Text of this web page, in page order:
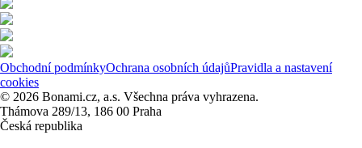
Obchodní podmínkyOchrana osobních údajůPravidla a nastavení
cookies
© 2026 Bonami.cz, a.s. Všechna práva vyhrazena.
Thámova 289/13, 186 00 Praha
Česká republika